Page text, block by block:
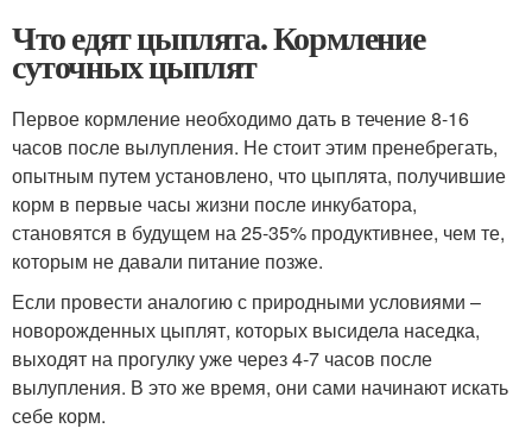
Что едят цыплята. Кормление
суточных цыплят
Первое кормление необходимо дать в течение 8-16
часов после вылупления. Не стоит этим пренебрегать,
опытным путем установлено, что цыплята, получившие
корм в первые часы жизни после инкубатора,
становятся в будущем на 25-35% продуктивнее, чем те,
которым не давали питание позже.
Если провести аналогию с природными условиями –
новорожденных цыплят, которых высидела наседка,
выходят на прогулку уже через 4-7 часов после
вылупления. В это же время, они сами начинают искать
себе корм.